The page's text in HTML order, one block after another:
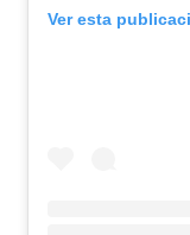
Ver esta